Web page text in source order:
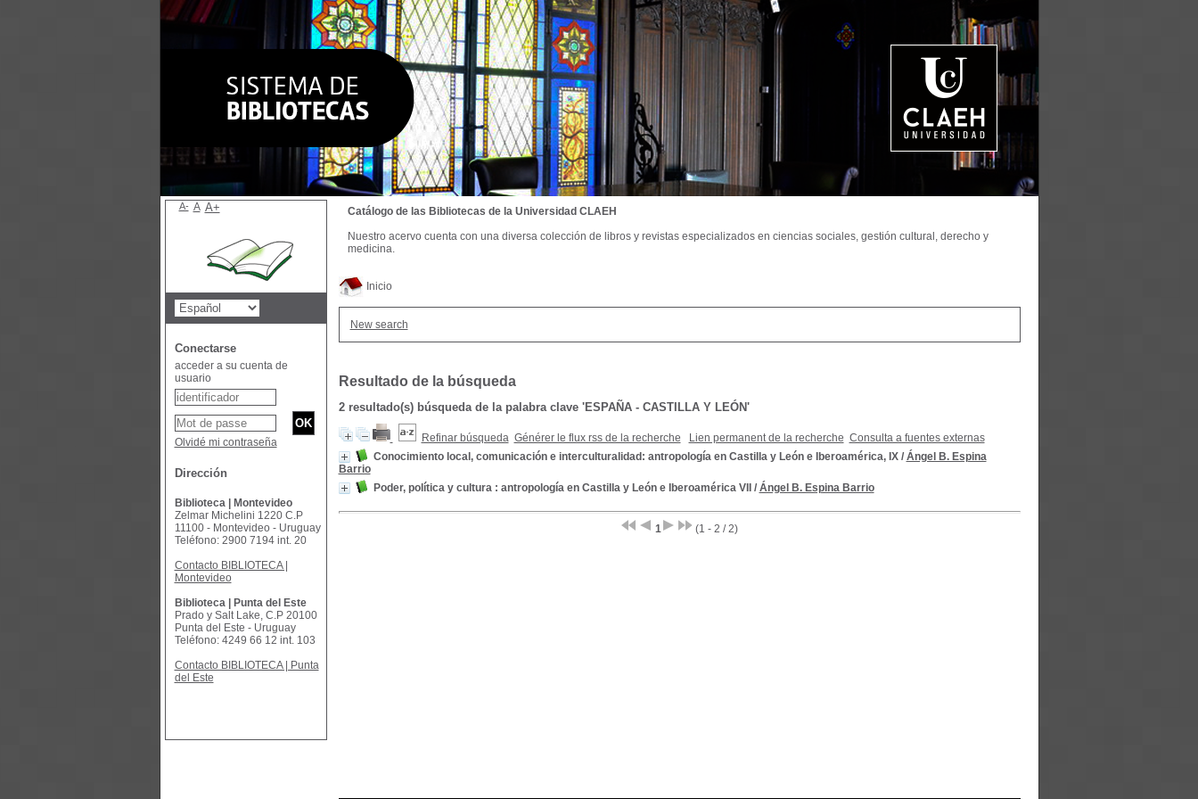
Inicio
New search
Resultado de la búsqueda
2 resultado(s) búsqueda de la palabra clave 'ESPAÑA - CASTILLA Y LEÓN'
Refinar búsqueda Générer le flux rss de la recherche Lien permanent de la recherche Consulta a fuentes externas
Conocimiento local, comunicación e interculturalidad: antropología en Castilla y León e Iberoamérica, IX/ Ángel B. Espina
Barrio
Poder, política y cultura : antropología en Castilla y León e Iberoamérica VII
/ Ángel B. Espina Barrio
1 (1 - 2 / 2)
Catálogo de las Bibliotecas de la Universidad CLAEH
Nuestro acervo cuenta con una diversa colección de libros y revistas especializados en ciencias sociales, gestión cultural, derecho y
medicina.
A- A A+
Conectarse
acceder a su cuenta de
usuario
Olvidé mi contraseña
Dirección
Biblioteca | Montevideo
Zelmar Michelini 1220 C.P
11100 - Montevideo - Uruguay
Teléfono: 2900 7194 int. 20
Contacto BIBLIOTECA |
Montevideo
Biblioteca | Punta del Este
Prado y Salt Lake, C.P 20100
Punta del Este - Uruguay
Teléfono: 4249 66 12 int. 103
Contacto BIBLIOTECA | Punta
del Este